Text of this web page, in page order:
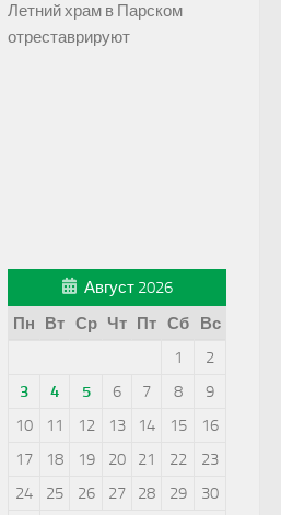
Летний храм в Парском
отреставрируют
Август 2026
Пн
Вт Ср Чт Пт Сб
Вс
1
2
3
4 5 6 7 8
9
10
11 12 13 14 15
16
17
18 19 20 21 22
23
24
25 26 27 28 29
30